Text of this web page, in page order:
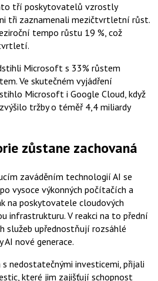
tří poskytovatelů vzrostly
tři zaznamenali mezičtvrtletní růst.
tempo růstu 19 %, což
Microsoft s 33% růstem
Ve skutečném vyjádření
Microsoft i Google Cloud, když
tržby o téměř 4,4 miliardy
zůstane zachovaná
zaváděním technologií AI se
vysoce výkonných počítačích a
na poskytovatele cloudových
infrastrukturu. V reakci na to přední
služeb upřednostňují rozsáhlé
nové generace.
nedostatečnými investicemi, přijali
které jim zajišťují schopnost